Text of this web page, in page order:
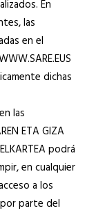
En
las
en el
dichas
las
ETA GIZA
podrá
en cualquier
a los
parte del